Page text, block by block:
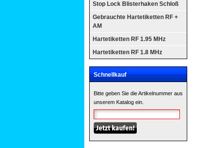
Stop Lock Blisterhaken Schloß
Gebrauchte Hartetiketten RF +
AM
Hartetiketten RF 1.95 MHz
Hartetiketten RF 1.8 MHz
Schnellkauf
Bitte geben Sie die Artikelnummer aus
unserem Katalog ein.